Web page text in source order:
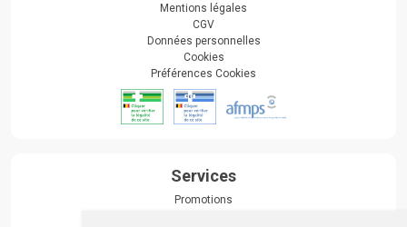
Mentions légales
CGV
Données personnelles
Cookies
Préférences Cookies
Services
Promotions